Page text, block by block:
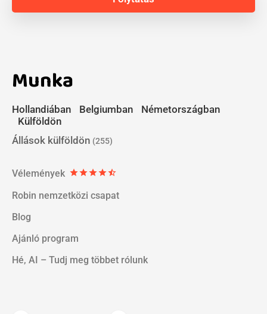
Munka
Hollandiában Belgiumban
Németországban
Külföldön
Állások külföldön (255)
Vélemények starstarstarstarstar_half
Robin nemzetközi csapat
Blog
Ajánló program
Hé, AI – Tudj meg többet rólunk